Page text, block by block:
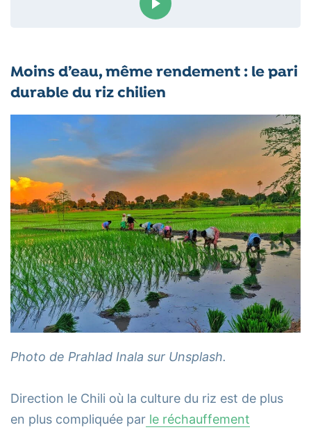
Revue de Presse #163 du
Moins d’eau, même rendement : le pari
durable du riz chilien
Photo de Prahlad Inala sur Unsplash.
Direction le Chili où la culture du riz est de plus
en plus compliquée par le réchauffement